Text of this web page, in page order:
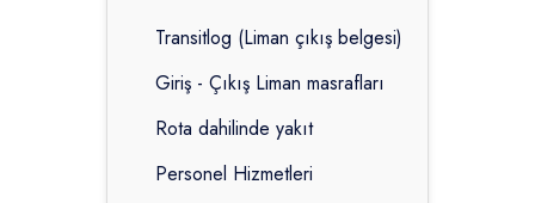
Transitlog (Liman çıkış belgesi)
Giriş - Çıkış Liman masrafları
Rota dahilinde yakıt
Personel Hizmetleri